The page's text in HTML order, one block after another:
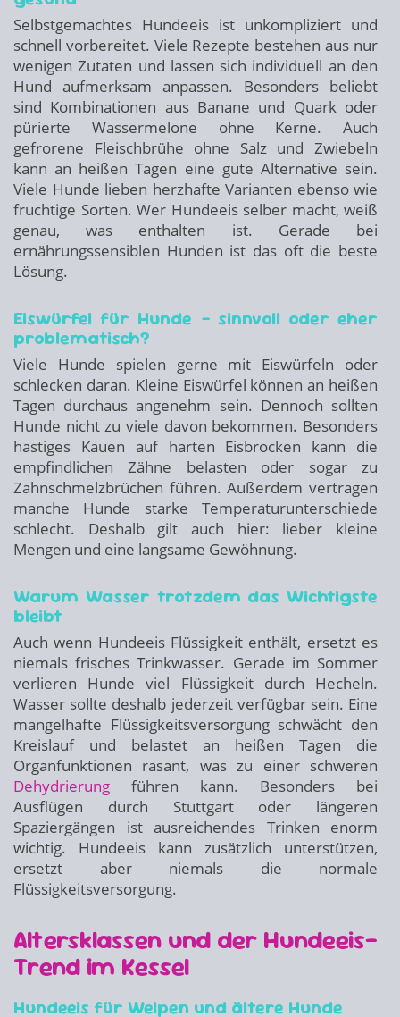
Selbstgemachtes Hundeeis ist unkompliziert und
schnell vorbereitet. Viele Rezepte bestehen aus nur
wenigen Zutaten und lassen sich individuell an den
Hund aufmerksam anpassen. Besonders beliebt
sind Kombinationen aus Banane und Quark oder
pürierte Wassermelone ohne Kerne. Auch
gefrorene Fleischbrühe ohne Salz und Zwiebeln
kann an heißen Tagen eine gute Alternative sein.
Viele Hunde lieben herzhafte Varianten ebenso wie
fruchtige Sorten. Wer Hundeeis selber macht, weiß
genau, was enthalten ist. Gerade bei
ernährungssensiblen Hunden ist das oft die beste
Lösung.
Eiswürfel für Hunde – sinnvoll oder eher
problematisch?
Viele Hunde spielen gerne mit Eiswürfeln oder
schlecken daran. Kleine Eiswürfel können an heißen
Tagen durchaus angenehm sein. Dennoch sollten
Hunde nicht zu viele davon bekommen. Besonders
hastiges Kauen auf harten Eisbrocken kann die
empfindlichen Zähne belasten oder sogar zu
Zahnschmelzbrüchen führen. Außerdem vertragen
manche Hunde starke Temperaturunterschiede
schlecht. Deshalb gilt auch hier: lieber kleine
Mengen und eine langsame Gewöhnung.
Warum Wasser trotzdem das Wichtigste
bleibt
Auch wenn Hundeeis Flüssigkeit enthält, ersetzt es
niemals frisches Trinkwasser. Gerade im Sommer
verlieren Hunde viel Flüssigkeit durch Hecheln.
Wasser sollte deshalb jederzeit verfügbar sein. Eine
mangelhafte Flüssigkeitsversorgung schwächt den
Kreislauf und belastet an heißen Tagen die
Organfunktionen rasant, was zu einer schweren
Dehydrierung führen kann. Besonders bei
Ausflügen durch Stuttgart oder längeren
Spaziergängen ist ausreichendes Trinken enorm
wichtig. Hundeeis kann zusätzlich unterstützen,
ersetzt aber niemals die normale
Flüssigkeitsversorgung.
Altersklassen und der Hundeeis-
Trend im Kessel
Hundeeis für Welpen und ältere Hunde